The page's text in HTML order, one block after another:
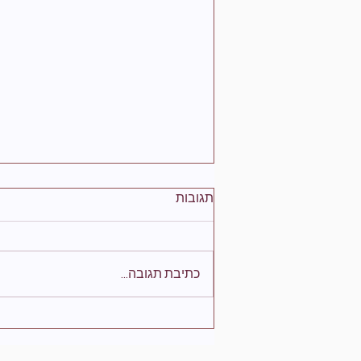
תגובות
כתיבת תגובה...